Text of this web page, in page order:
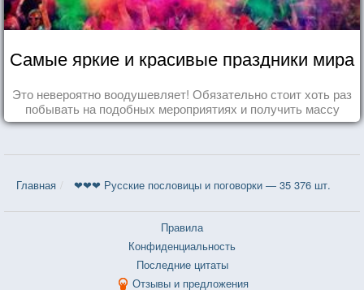
Самые яркие и красивые праздники мира
Это невероятно воодушевляет! Обязательно стоит хоть раз
побывать на подобных мероприятиях и получить массу
впечатлений!
Главная ❤❤❤ Русские пословицы и поговорки — 35 376 шт.
Правила
Конфиденциальность
Последние цитаты
Отзывы и предложения